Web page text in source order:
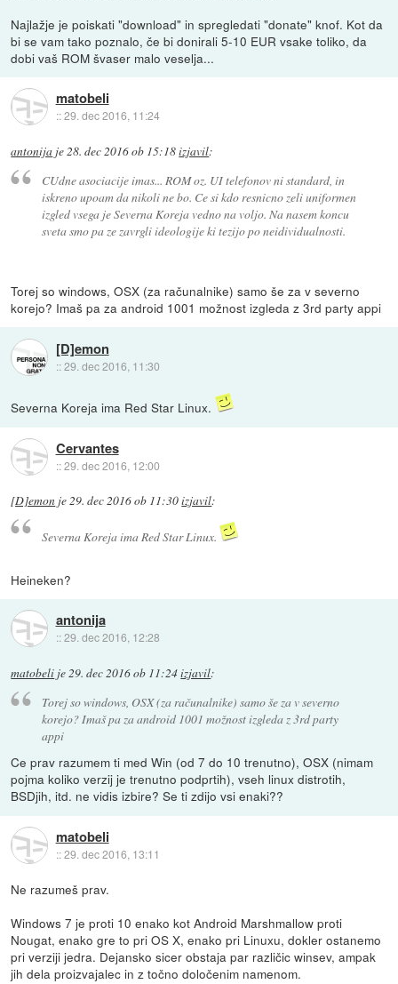
Najlažje je poiskati "download" in spregledati "donate" knof. Kot da
bi se vam tako poznalo, če bi donirali 5-10 EUR vsake toliko, da
dobi vaš ROM švaser malo veselja...
matobeli
::29. dec 2016, 11:24
antonija je28. dec 2016 ob 15:18izjavil:
CUdne asociacije imas... ROM oz. UI telefonov ni standard, in
iskreno upoam da nikoli ne bo. Ce si kdo resnicno zeli uniformen
izgled vsega je Severna Koreja vedno na voljo. Na nasem koncu
sveta smo pa ze zavrgli ideologije ki tezijo po neidividualnosti.
Torej so windows, OSX (za računalnike) samo še za v severno
korejo? Imaš pa za android 1001 možnost izgleda z 3rd party appi
[D]emon
::29. dec 2016, 11:30
Severna Koreja ima Red Star Linux.
Cervantes
::29. dec 2016, 12:00
[D]emon je29. dec 2016 ob 11:30izjavil:
Severna Koreja ima Red Star Linux.
Heineken?
antonija
::29. dec 2016, 12:28
matobeli je29. dec 2016 ob 11:24izjavil:
Torej so windows, OSX (za računalnike) samo še za v severno
korejo? Imaš pa za android 1001 možnost izgleda z 3rd party
appi
Ce prav razumem ti med Win (od 7 do 10 trenutno), OSX (nimam
pojma koliko verzij je trenutno podprtih), vseh linux distrotih,
BSDjih, itd. ne vidis izbire? Se ti zdijo vsi enaki??
matobeli
::29. dec 2016, 13:11
Ne razumeš prav.
Windows 7 je proti 10 enako kot Android Marshmallow proti
Nougat, enako gre to pri OS X, enako pri Linuxu, dokler ostanemo
pri verziji jedra. Dejansko sicer obstaja par različic winsev, ampak
jih dela proizvajalec in z točno določenim namenom.